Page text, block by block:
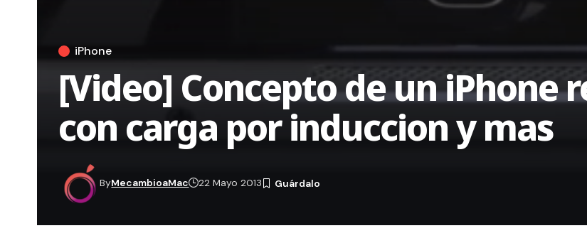
iPhone
[Video] Concepto de un iPhone
con carga por induccion y mas
ByMecambioaMac 22 Mayo 2013